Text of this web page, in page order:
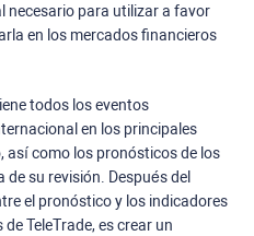
necesario para utilizar a favor
en los mercados financieros
todos los eventos
en los principales
así como los pronósticos de los
su revisión. Después del
el pronóstico y los indicadores
TeleTrade, es crear un